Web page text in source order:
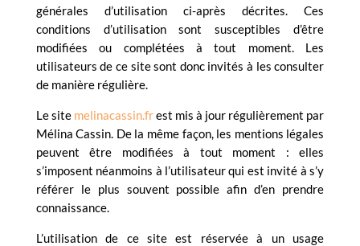
générales d’utilisation ci-après décrites. Ces
conditions d’utilisation sont susceptibles d’être
modifiées ou complétées à tout moment. Les
utilisateurs de ce site sont donc invités à les consulter
de manière régulière.
Le site melinacassin.frest mis à jour régulièrement par
Mélina Cassin. De la même façon, les mentions légales
peuvent être modifiées à tout moment : elles
s’imposent néanmoins à l’utilisateur qui est invité à s’y
référer le plus souvent possible afin d’en prendre
connaissance.
L’utilisation de ce site est réservée à un usage